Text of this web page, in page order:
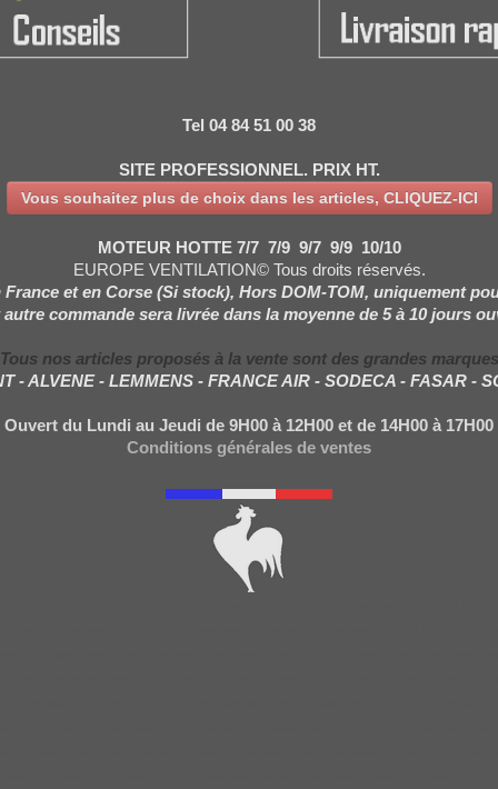
Tel 04 84 51 00 38
SITE PROFESSIONNEL. PRIX HT.
Vous souhaitez plus de choix dans les articles, CLIQUEZ-ICI
MOTEUR HOTTE 7/7 7/9 9/7 9/9 10/10
EUROPE VENTILATION© Tous droits réservés.
et en Corse (Si stock), Hors DOM-TOM, uniquement
autre commande sera livrée dans la moyenne de 5 à 10 jours
Tous nos articles proposés à la vente sont des grandes marques
- ALVENE - LEMMENS - FRANCE AIR - SODECA - FASAR -
Ouvert du Lundi au Jeudi de 9H00 à 12H00 et de 14H00 à 17H00
Conditions générales de ventes